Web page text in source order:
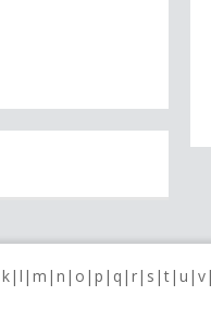
k l m n o p q r s t u v